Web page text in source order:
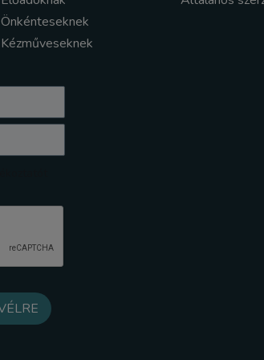
Önkénteseknek
Kézműveseknek